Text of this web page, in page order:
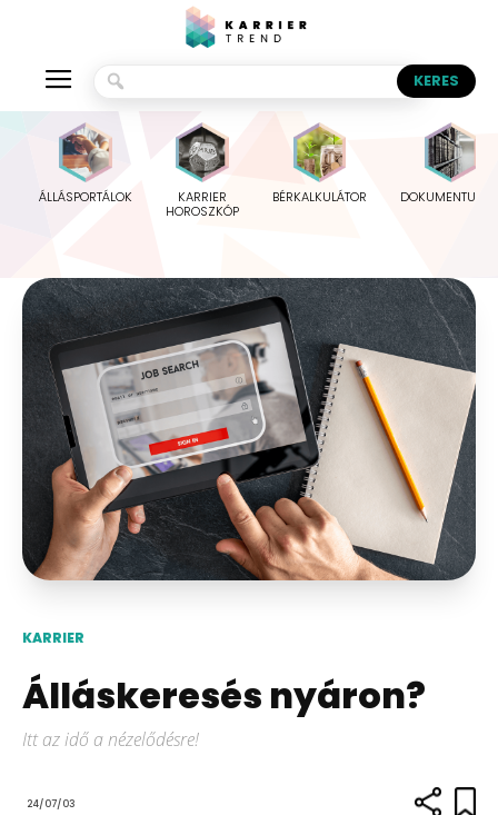
ÁLLÁSPORTÁLOK
KARRIER
HOROSZKÓP
BÉRKALKULÁTOR
KARRIER
Álláskeresés nyáron?
Itt az idő a nézelődésre!
24/07/03